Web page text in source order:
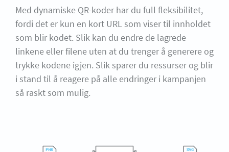
Med dynamiske QR-koder har du full fleksibilitet,
fordi det er kun en kort URL som viser til innholdet
som blir kodet. Slik kan du endre de lagrede
linkene eller filene uten at du trenger å generere og
trykke kodene igjen. Slik sparer du ressurser og blir
i stand til å reagere på alle endringer i kampanjen
så raskt som mulig.